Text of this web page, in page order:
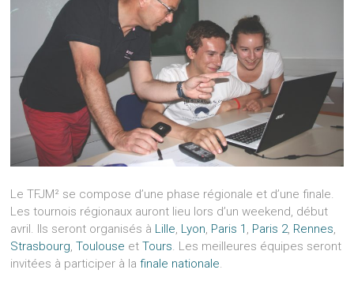
Le TFJM² se compose d’une phase régionale et d’une finale.
Les tournois régionaux auront lieu lors d’un weekend, début
avril. Ils seront organisés à Lille, Lyon, Paris 1 , Paris 2, Rennes,
Strasbourg,Toulouse etTours. Les meilleures équipes seront
invitées à participer à lafinale nationale.